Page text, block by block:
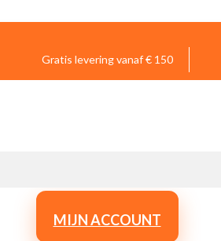
Gratis levering vanaf € 150
MIJN ACCOUNT